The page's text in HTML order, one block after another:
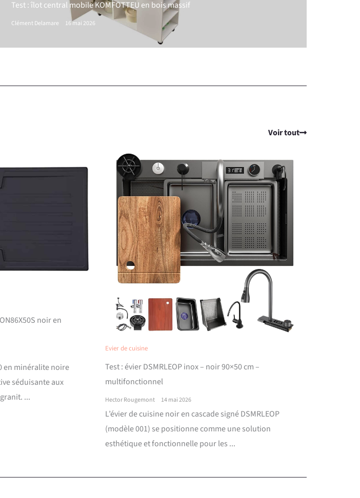
Test : îlot central mobile KOMFOTTEU en bois massif
Clément Delamare 16 mai 2026
Voir tout
noir en
en minéralite noire
séduisante aux
...
Evier de cuisine
Test : évier DSMRLEOP inox – noir 90×50 cm –
multifonctionnel
Hector Rougemont 14 mai 2026
L’évier de cuisine noir en cascade signé DSMRLEOP
(modèle 001) se positionne comme une solution
esthétique et fonctionnelle pour les ...